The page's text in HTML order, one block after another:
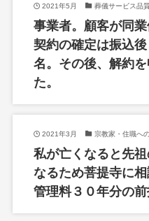
2021年5月 葬儀サービス品
事業者。顧客が同業
契約の確定は振込
名。その後、解約
た。
2021年3月 宗教家・住職へ
私が亡くなると先
なるため菩提寺に
管理料３０年分の前